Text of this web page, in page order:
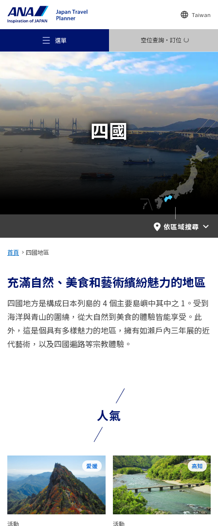
Taiwan
選單 空位查詢・訂位
推薦景點
旅遊尋找靈感
ANA 服務
四國
依區域搜尋
首頁 四國地區
充滿自然、美食和藝術繽紛魅力的地區
四國地方是構成日本列島的 4 個主要島嶼中其中之 1。受到
海洋與青山的圍繞，從大自然到美食的體驗皆能享受。此
外，這是個具有多樣魅力的地區，擁有如瀨戶內三年展的近
代藝術，以及四國遍路等宗教體驗。
人氣
愛媛
活動
高知
活動